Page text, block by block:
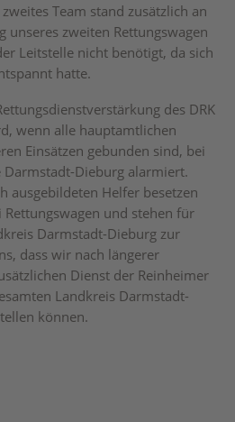
Team stand zusätzlich an
unseres zweiten Rettungswagen
Leitstelle nicht benötigt, da sich
hatte.
des DRK
wenn alle hauptamtlichen
Einsätzen gebunden sind, bei
Dieburg alarmiert.
ausgebildeten Helfer besetzen
und stehen für
Darmstadt-Dieburg zur
dass wir nach längerer
Dienst der Reinheimer
Landkreis Darmstadt-
können.